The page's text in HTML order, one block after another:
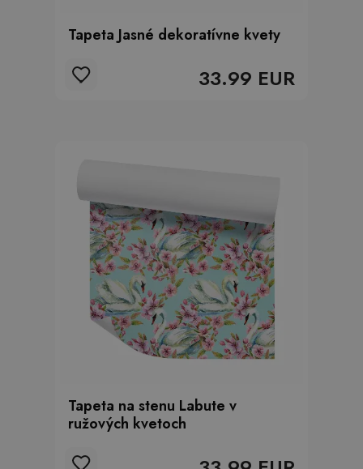
Tapeta Jasné dekoratívne kvety
33.99 EUR
Tapeta na stenu Labute v
ružových kvetoch